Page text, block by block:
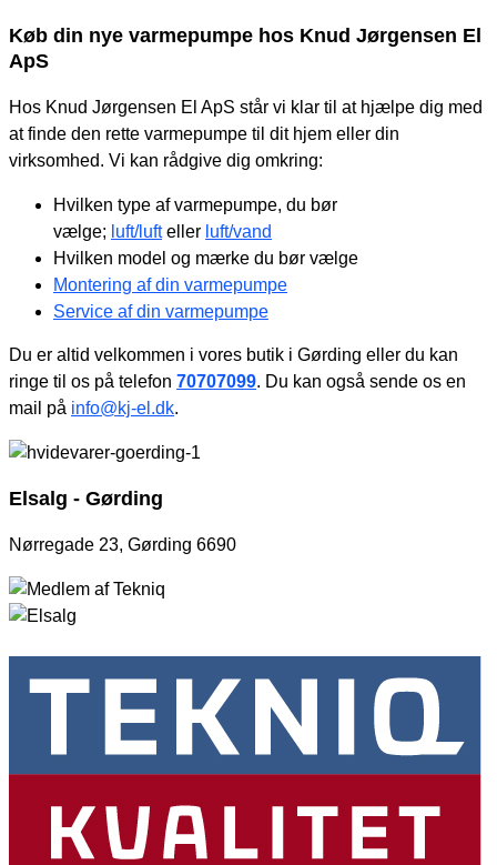
Køb din nye varmepumpe hos Knud Jørgensen El
ApS
Hos Knud Jørgensen El ApS står vi klar til at hjælpe dig med
at finde den rette varmepumpe til dit hjem eller din
virksomhed. Vi kan rådgive dig omkring:
Hvilken type af varmepumpe, du bør
vælge; luft/lufteller luft/vand
Hvilken model og mærke du bør vælge
Montering af din varmepumpe
Service af din varmepumpe
Du er altid velkommen i vores butik i Gørding eller du kan
ringe til os på telefon 70707099. Du kan også sende os en
mail på info@kj-el.dk.
Elsalg - Gørding
Nørregade 23, Gørding 6690